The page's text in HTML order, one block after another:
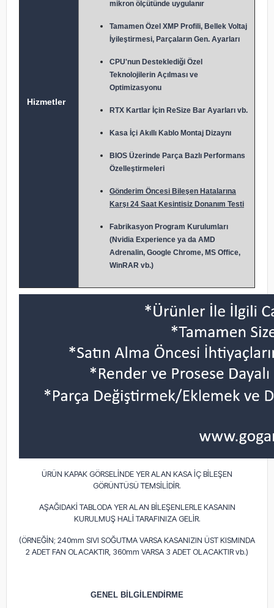
Hizmetler
mikron ölçütünde uygulanır
Tamamen Özel XMP Profili, Bellek Voltaj
İyileştirmesi, Parçaların Gen. Ayarları
CPU'nun Desteklediği Özel
Teknolojilerin Açılması ve
Optimizasyonu
RTX Kartlar İçin ReSize Bar Ayarları vb.
Kasa İçi Akıllı Kablo Montaj Dizaynı
BIOS Üzerinde Parça Bazlı Performans
Özelleştirmeleri
Gönderim Öncesi Bileşen Hatalarına
Karşı 24 Saat Kesintisiz Donanım Testi
Fabrikasyon Program Kurulumları
(Nvidia Experience ya da AMD
Adrenalin, Google Chrome, MS Office,
WinRAR vb.)
ÜRÜN KAPAK GÖRSELİNDE YER ALAN KASA İÇ BİLEŞEN
GÖRÜNTÜSÜ TEMSİLİDİR.
AŞAĞIDAKİ TABLODA YER ALAN BİLEŞENLERLE KASANIN
KURULMUŞ HALİ TARAFINIZA GELİR.
(ÖRNEĞİN; 240mm SIVI SOĞUTMA VARSA KASANIZIN ÜST KISMINDA
2 ADET FAN OLACAKTIR, 360mm VARSA 3 ADET OLACAKTIR vb.)
GENEL BİLGİLENDİRME